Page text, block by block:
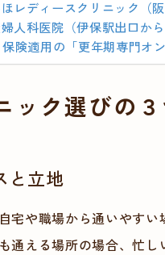
レディースクリニック
人科医院（伊保駅出口から
険適用の「更年期専門オ
ック選びの
と立地
宅や職場から通いやす
通える場所の場合、忙